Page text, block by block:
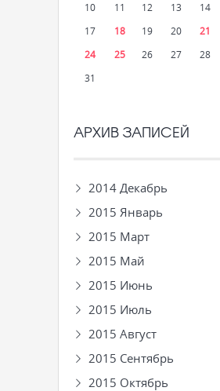
10
11 12 13 14
17
18 19 20 21
24
25 26 27 28
31
АРХИВ ЗАПИСЕЙ
2014 Декабрь
2015 Январь
2015 Март
2015 Май
2015 Июнь
2015 Июль
2015 Август
2015 Сентябрь
2015 Октябрь